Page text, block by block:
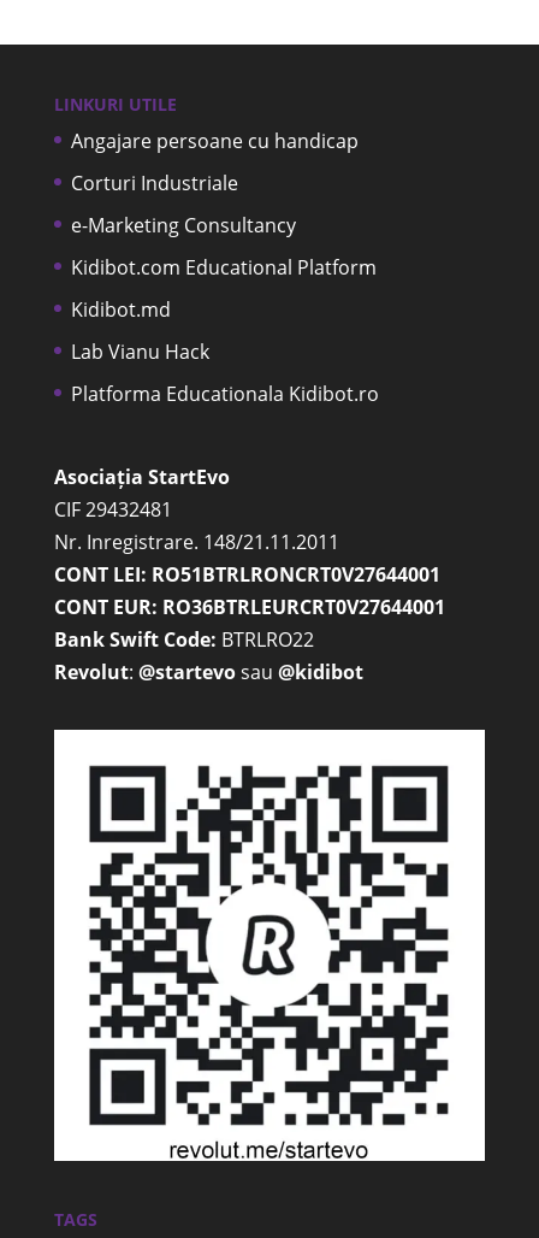
LINKURI UTILE
Angajare persoane cu handicap
Corturi Industriale
e-Marketing Consultancy
Kidibot.com Educational Platform
Kidibot.md
Lab Vianu Hack
Platforma Educationala Kidibot.ro
Asociația StartEvo
CIF 29432481
Nr. Inregistrare. 148/21.11.2011
CONT LEI: RO51BTRLRONCRT0V27644001
CONT EUR: RO36BTRLEURCRT0V27644001
Bank Swift Code: BTRLRO22
Revolut: @startevosau @kidibot
TAGS